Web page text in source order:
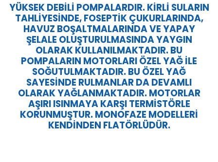
YÜKSEK DEBİLİ POMPALARDIR. KİRLİ SULARIN
TAHLİYESİNDE, FOSEPTİK ÇUKURLARINDA,
HAVUZ BOŞALTMALARINDA VE YAPAY
ŞELALE OLUŞTURULMASINDA YAYGIN
OLARAK KULLANILMAKTADIR. BU
POMPALARIN MOTORLARI ÖZEL YAĞ İLE
SOĞUTULMAKTADIR. BU ÖZEL YAĞ
SAYESİNDE RULMANLAR DA DEVAMLI
OLARAK YAĞLANMAKTADIR. MOTORLAR
AŞIRI ISINMAYA KARŞI TERMİSTÖRLE
KORUNMUŞTUR. MONOFAZE MODELLERİ
KENDİNDEN FLATÖRLÜDÜR.